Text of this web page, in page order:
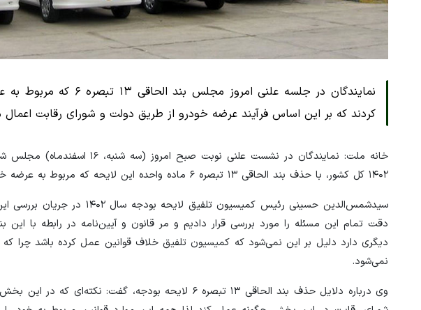
نمایندگان در جلسه علنی
کردند که بر این اساس فرآیند عرضه خودرو از طریق دولت و شورای رقابت
خانه ملت: نمایندگان در نشست
۱۴۰۲ کل کشور، با حذف بند الحاقی ۱۳ تبصره ۶ ماده واحده این لایحه که مربوط به عرضه خودرو در بورس کالا بود، موافقت کردند.
سیدشمس‌الدین حسینی رئیس
دقت تمام این مسئله را مورد بررسی قرار دادیم و مر قانون و آیین‌نامه در رابطه با
دیگری دارد دلیل بر این نمی‌شود که کمیسیون تلفیق خلاف قوانین عمل کرده باشد چرا
نمی‌شود.
وی درباره دلایل حذف بند الحاقی ۱۳ تبصره ۶ لایحه